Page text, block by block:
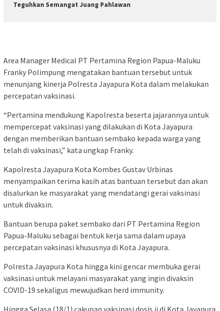
Teguhkan Semangat Juang Pahlawan
Area Manager Medical PT Pertamina Region Papua-Maluku
Franky Polimpung mengatakan bantuan tersebut untuk
menunjang kinerja Polresta Jayapura Kota dalam melakukan
percepatan vaksinasi.
“Pertamina mendukung Kapolresta beserta jajarannya untuk
mempercepat vaksinasi yang dilakukan di Kota Jayapura
dengan memberikan bantuan sembako kepada warga yang
telah di vaksinasi,” kata ungkap Franky.
Kapolresta Jayapura Kota Kombes Gustav Urbinas
menyampaikan terima kasih atas bantuan tersebut dan akan
disalurkan ke masyarakat yang mendatangi gerai vaksinasi
untuk divaksin.
Bantuan berupa paket sembako dari PT Pertamina Region
Papua-Maluku sebagai bentuk kerja sama dalam upaya
percepatan vaksinasi khususnya di Kota Jayapura.
Polresta Jayapura Kota hingga kini gencar membuka gerai
vaksinasi untuk melayani masyarakat yang ingin divaksin
COVID-19 sekaligus mewujudkan herd immunity.
Hingga Selasa (18/1) cakupan vaksinasi dosis ii di Kota Jayapura